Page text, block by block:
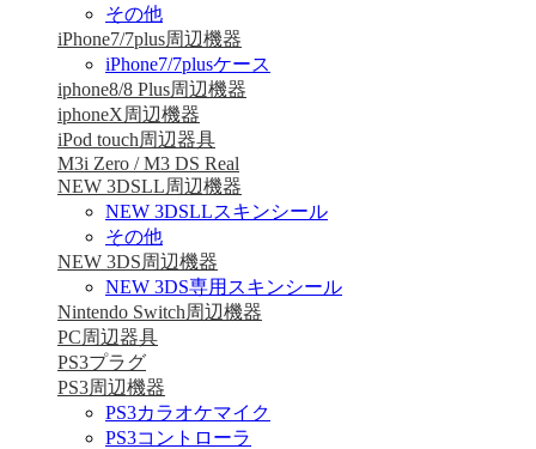
その他
iPhone7/7plus周辺機器
iPhone7/7plusケース
iphone8/8 Plus周辺機器
iphoneX周辺機器
iPod touch周辺器具
M3i Zero / M3 DS Real
NEW 3DSLL周辺機器
NEW 3DSLLスキンシール
その他
NEW 3DS周辺機器
NEW 3DS専用スキンシール
Nintendo Switch周辺機器
PC周辺器具
PS3プラグ
PS3周辺機器
PS3カラオケマイク
PS3コントローラ